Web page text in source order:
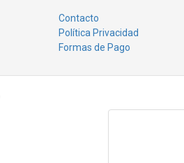
Contacto
Política Privacidad
Formas de Pago